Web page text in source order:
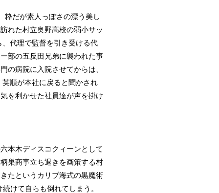
粋だが素人っぽさの漂う美し
れた村立奥野高校の弱小サッ
代理で監督を引き受ける代
部の五反田兄弟に襲われた事
の病院に入院させてからは、
順が本社に戻ると聞かされ
を利かせた社員達が声を掛け
本木ディスコクィーンとして
巣商事立ち退きを画策する村
たというカリブ海式の黒魔術
けて自らも倒れてしまう。